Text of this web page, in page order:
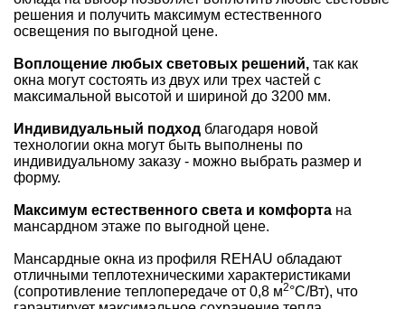
решения и получить максимум естественного
освещения по выгодной цене.
Воплощение любых световых решений, так как
окна могут состоять из двух или трех частей с
максимальной высотой и шириной до 3200 мм.
Индивидуальный подход благодаря новой
технологии окна могут быть выполнены по
индивидуальному заказу - можно выбрать размер и
форму.
Максимум естественного света и комфорта на
мансардном этаже по выгодной цене.
Мансардные окна из профиля REHAU обладают
отличными теплотехническими характеристиками
(сопротивление теплопередаче от 0,8 м2°С/Вт), что